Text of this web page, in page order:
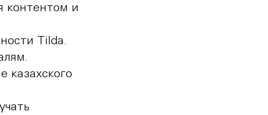
контентом и
Tilda.
казахского